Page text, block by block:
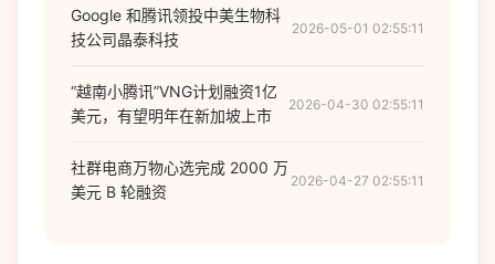
Google 和腾讯领投中美生物科
技公司晶泰科技
2026-05-01 02:55:11
“越南小腾讯”VNG计划融资1亿
美元，有望明年在新加坡上市
2026-04-30 02:55:11
社群电商万物心选完成 2000 万
美元 B 轮融资
2026-04-27 02:55:11